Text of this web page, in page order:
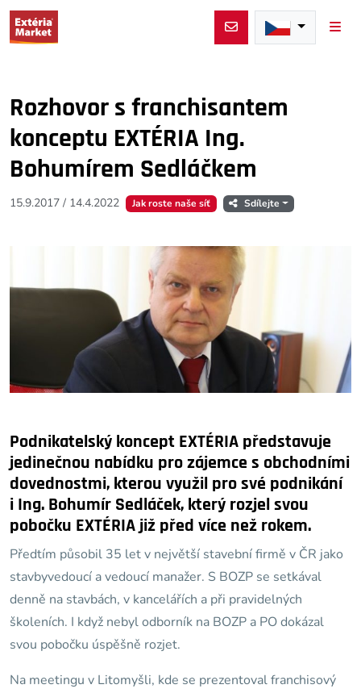
Rozhovor s franchisantem
konceptu EXTÉRIA Ing.
Bohumírem Sedláčkem
15.9.2017 / 14.4.2022 Jak roste naše síť Sdílejte
Podnikatelský koncept EXTÉRIA představuje
jedinečnou nabídku pro zájemce s obchodními
dovednostmi, kterou využil pro své podnikání
i Ing. Bohumír Sedláček, který rozjel svou
pobočku EXTÉRIA již před více než rokem.
Předtím působil 35 let v největší stavební firmě v ČR jako
stavbyvedoucí a vedoucí manažer. S BOZP se setkával
denně na stavbách, v kancelářích a při pravidelných
školeních. I když nebyl odborník na BOZP a PO dokázal
svou pobočku úspěšně rozjet.
Na meetingu v Litomyšli, kde se prezentoval franchisový